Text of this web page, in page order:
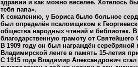
здравии и как можно веселее. Хотелось
тебя папа».
К сожалению, у Бориса было больное
был определён псаломщиком к
общества народных чтений и библиотек.
благодарственную грамоту от Святейшего
В 1909 году он был награждён
Владимирской ленте в память 15-летия
С 1915 года Владимир Александрович